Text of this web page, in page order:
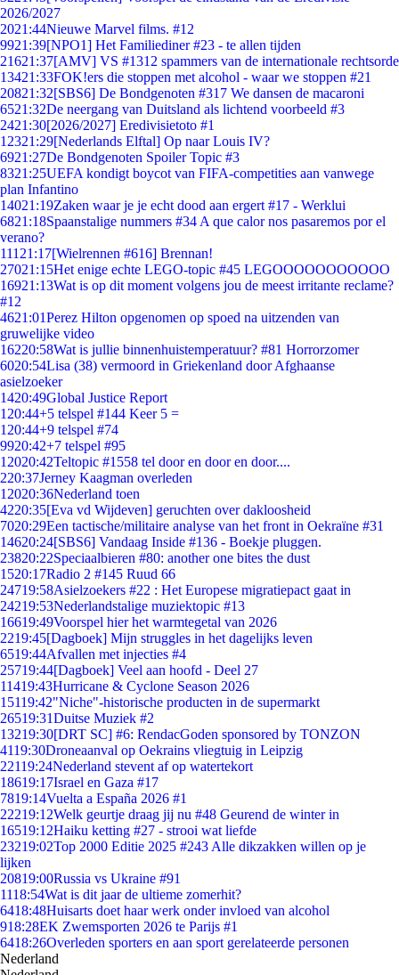
2026/2027
2021:44Nieuwe Marvel films. #12
9921:39[NPO1] Het Familiediner #23 - te allen tijden
21621:37[AMV] VS #1312 spammers van de internationale rechtsorde
13421:33FOK!ers die stoppen met alcohol - waar we stoppen #21
20821:32[SBS6] De Bondgenoten #317 We dansen de macaroni
6521:32De neergang van Duitsland als lichtend voorbeeld #3
2421:30[2026/2027] Eredivisietoto #1
12321:29[Nederlands Elftal] Op naar Louis IV?
6921:27De Bondgenoten Spoiler Topic #3
8321:25UEFA kondigt boycot van FIFA-competities aan vanwege
plan Infantino
14021:19Zaken waar je je echt dood aan ergert #17 - Werklui
6821:18Spaanstalige nummers #34 A que calor nos pasaremos por el
verano?
111 21:17[Wielrennen #616] Brennan!
27021:15Het enige echte LEGO-topic #45 LEGOOOOOOOOOOO
16921:13Wat is op dit moment volgens jou de meest irritante reclame?
#12
4621:01Perez Hilton opgenomen op spoed na uitzenden van
gruwelijke video
16220:58Wat is jullie binnenhuistemperatuur? #81 Horrorzomer
6020:54Lisa (38) vermoord in Griekenland door Afghaanse
asielzoeker
1420:49Global Justice Report
1 20:44+5 telspel #144 Keer 5 =
1 20:44+9 telspel #74
9920:42+7 telspel #95
12020:42Teltopic #1558 tel door en door en door....
220:37Jerney Kaagman overleden
12020:36Nederland toen
4220:35[Eva vd Wijdeven] geruchten over dakloosheid
7020:29Een tactische/militaire analyse van het front in Oekraïne #31
14620:24[SBS6] Vandaag Inside #136 - Boekje pluggen.
23820:22Speciaalbieren #80: another one bites the dust
1520:17Radio 2 #145 Ruud 66
24719:58Asielzoekers #22 : Het Europese migratiepact gaat in
24219:53Nederlandstalige muziektopic #13
16619:49Voorspel hier het warmtegetal van 2026
2219:45[Dagboek] Mijn struggles in het dagelijks leven
6519:44Afvallen met injecties #4
25719:44[Dagboek] Veel aan hoofd - Deel 27
11419:43Hurricane & Cyclone Season 2026
15119:42"Niche"-historische producten in de supermarkt
26519:31Duitse Muziek #2
13219:30[DRT SC] #6: RendacGoden sponsored by TONZON
4119:30Droneaanval op Oekrains vliegtuig in Leipzig
22119:24Nederland stevent af op watertekort
18619:17Israel en Gaza #17
7819:14Vuelta a España 2026 #1
22219:12Welk geurtje draag jij nu #48 Geurend de winter in
16519:12Haiku ketting #27 - strooi wat liefde
23219:02Top 2000 Editie 2025 #243 Alle dikzakken willen op je
lijken
20819:00Russia vs Ukraine #91
1118:54Wat is dit jaar de ultieme zomerhit?
6418:48Huisarts doet haar werk onder invloed van alcohol
918:28EK Zwemsporten 2026 te Parijs #1
6418:26Overleden sporters en aan sport gerelateerde personen
Nederland